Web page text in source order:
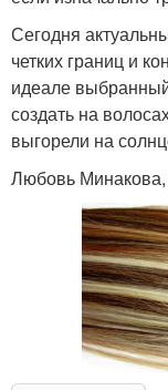
Сегодня
четких границ и
идеале
создать на
выгорели на
Любовь Минакова,